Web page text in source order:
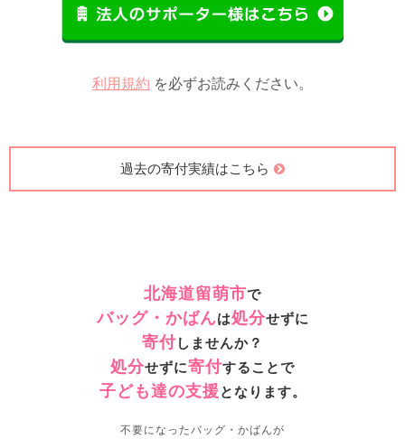
利用規約 を必ずお読みください。
過去の寄付実績はこちら
北海道留萌市で
バッグ・かばんは処分せずに
寄付しませんか？
処分せずに寄付することで
子ども達の支援 となります。
不要になったバッグ・かばんが